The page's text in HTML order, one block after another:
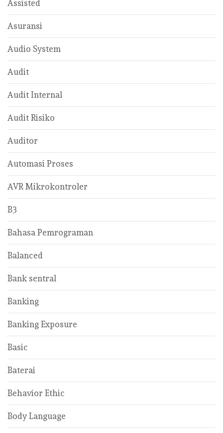
Assisted
Asuransi
Audio System
Audit
Audit Internal
Audit Risiko
Auditor
Automasi Proses
AVR Mikrokontroler
B3
Bahasa Pemrograman
Balanced
Bank sentral
Banking
Banking Exposure
Basic
Baterai
Behavior Ethic
Body Language